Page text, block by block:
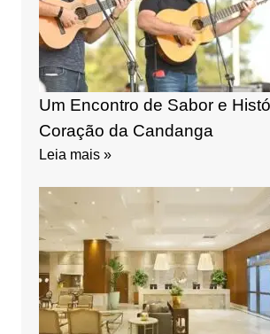
Um Encontro de Sabor e
Coração da Candanga
Leia mais »